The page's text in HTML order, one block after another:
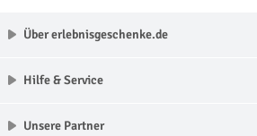
Über erlebnisgeschenke.de
Hilfe & Service
Unsere Partner